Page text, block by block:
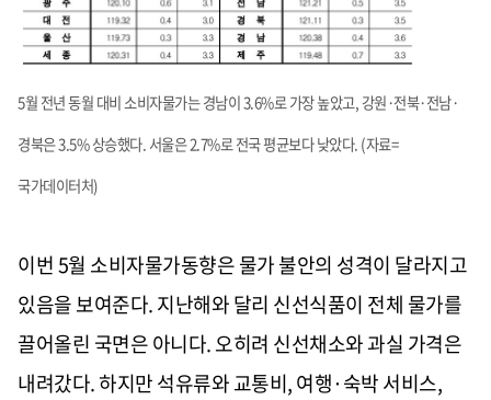
5월 전년 동월 대비 소비자물가는 경남이 3.6%로 가장 높았고, 강원·전북·전남·
경북은 3.5% 상승했다. 서울은 2.7%로 전국 평균보다 낮았다. (자료=
국가데이터처)
이번 5월 소비자물가동향은 물가 불안의 성격이 달라지고
있음을 보여준다. 지난해와 달리 신선식품이 전체 물가를
끌어올린 국면은 아니다. 오히려 신선채소와 과실 가격은
내려갔다. 하지만 석유류와 교통비, 여행·숙박 서비스,